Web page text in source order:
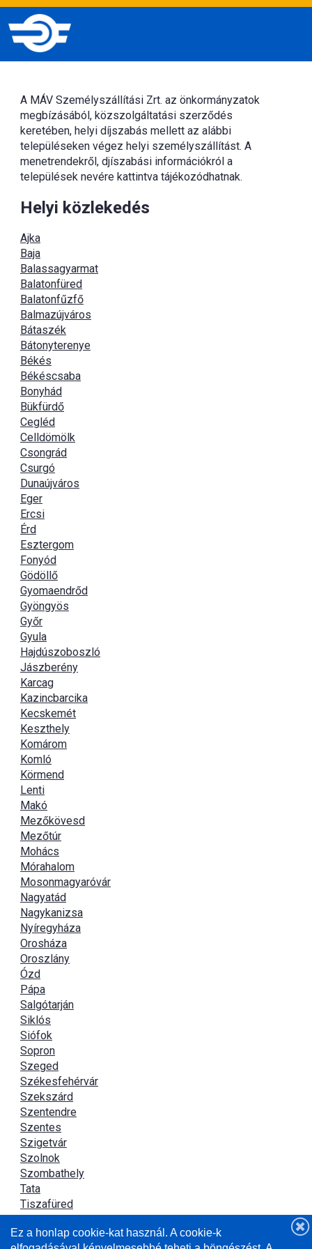
A MÁV Személyszállítási Zrt. az önkormányzatok
megbízásából, közszolgáltatási szerződés
keretében, helyi díjszabás mellett az alábbi
településeken végez helyi személyszállítást. A
menetrendekről, djíszabási információkról a
települések nevére kattintva tájékozódhatnak.
Helyi közlekedés
Ajka
Baja
Balassagyarmat
Balatonfüred
Balatonfűzfő
Balmazújváros
Bátaszék
Bátonyterenye
Békés
Békéscsaba
Bonyhád
Bükfürdő
Cegléd
Celldömölk
Csongrád
Csurgó
Dunaújváros
Eger
Ercsi
Érd
Esztergom
Fonyód
Gödöllő
Gyomaendrőd
Gyöngyös
Győr
Gyula
Hajdúszoboszló
Jászberény
Karcag
Kazincbarcika
Kecskemét
Keszthely
Komárom
Komló
Körmend
Lenti
Makó
Mezőkövesd
Mezőtúr
Mohács
Mórahalom
Mosonmagyaróvár
Nagyatád
Nagykanizsa
Nyíregyháza
Orosháza
Oroszlány
Ózd
Pápa
Salgótarján
Siklós
Siófok
Sopron
Szeged
Székesfehérvár
Szekszárd
Szentendre
Szentes
Szigetvár
Szolnok
Szombathely
Tata
Tiszafüred
Újszász
Ez a honlap cookie-kat használ. A cookie-k